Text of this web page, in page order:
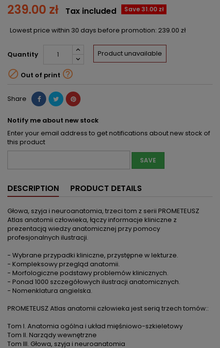
239.00 zł Save 31.00 zł
Tax included
Lowest price within 30 days before promotion: 239.00 zł
Quantity Product unavailable
 Out of print 
Share
Notify me about new stock
Enter your email address to get notifications about new stock of
this product
SAVE
DESCRIPTION PRODUCT DETAILS
Głowa, szyja i neuroanatomia, trzeci tom z serii PROMETEUSZ
Atlas anatomii człowieka, łączy informacje kliniczne z
prezentacją wiedzy anatomicznej przy pomocy
profesjonalnych ilustracji.
- Wybrane przypadki kliniczne, przystępne w lekturze.
- Kompleksowy przegląd anatomii.
- Morfologiczne podstawy problemów klinicznych.
- Ponad 1000 szczegółowych ilustracji anatomicznych.
- Nomenklatura angielska.
PROMETEUSZ Atlas anatomii człowieka jest serią trzech tomów::
Tom I. Anatomia ogólna i układ mięśniowo-szkieletowy
Tom II. Narządy wewnętrzne
Tom III. Głowa, szyja i neuroanatomia